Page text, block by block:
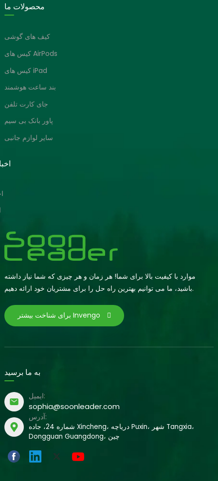
محصولات ما
کیف های گوشی
کیس های AirPods
کیس های iPad
بند ساعت هوشمند
جای کارت تلفن
پاور بانک بی سیم
سایر لوازم جانبی
موارد با کیفیت بالا برای شما! هر زمان و هر چیزی که شما نیاز داشته
باشید، ما می توانیم بهترین راه حل را برای مشتریان خود ارائه دهیم.
برای شناخت بیشتر Invengo
به ما برسید
ایمیل:
sophia@soonleader.com
آدرس:
شماره 24، جاده Xincheng، دریاچه Puxin، شهر Tangxia،
Dongguan Guangdong، چین